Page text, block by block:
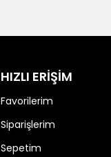
HIZLI ERİŞİM
Favorilerim
Siparişlerim
Sepetim